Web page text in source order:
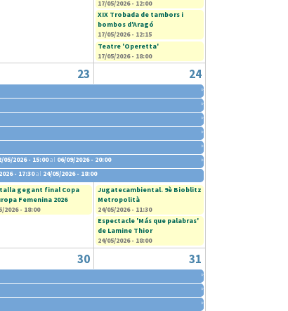
17/05/2026 - 12:00
XIX Trobada de tambors i
bombos d'Aragó
17/05/2026 - 12:15
Teatre 'Operetta'
17/05/2026 - 18:00
23 24
»
»
»
»
»
05/2026 - 15:00al 06/09/2026 - 20:00
»
- 17:30al 24/05/2026 - 18:00
gegant final Copa
Femenina 2026
2026 - 18:00
Jugatecambiental. 9è Bioblitz
Metropolità
24/05/2026 - 11:30
Espectacle 'Más que palabras'
de Lamine Thior
24/05/2026 - 18:00
30 31
»
»
»